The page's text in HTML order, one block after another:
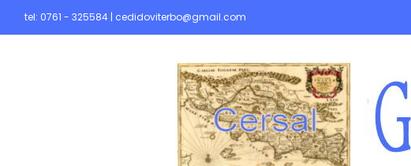
tel: 0761 - 325584 | cedidoviterbo@gmail.com